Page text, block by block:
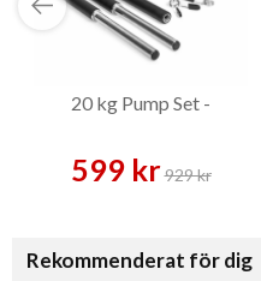
20 kg Pump Set -
599 kr929 kr
Rekommenderat för dig